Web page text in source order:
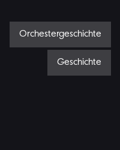
Orchestergeschichte
Geschichte